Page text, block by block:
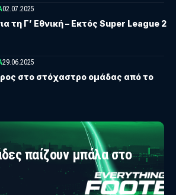
02.07.2025
τη Γ’ Εθνική – Εκτός Super League 2
29.06.2025
στο στόχαστρο ομάδας από το
παίζουν μπάλα στο